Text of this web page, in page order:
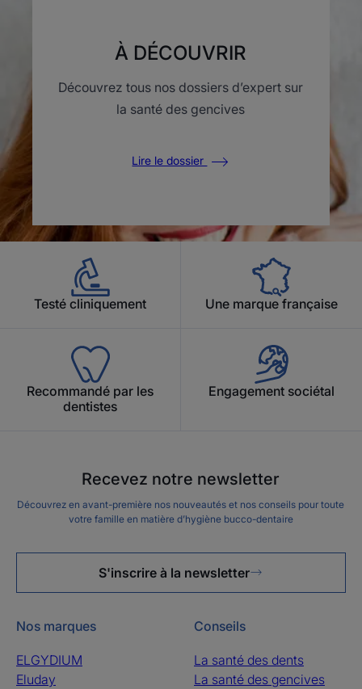
À DÉCOUVRIR
Découvrez tous nos dossiers d’expert sur
la santé des gencives
Lire le dossier
Testé cliniquement Une marque française
Recommandé par les
dentistes
Engagement sociétal
Recevez notre newsletter
Découvrez en avant-première nos nouveautés et nos conseils pour toute
votre famille en matière d’hygiène bucco-dentaire
S'inscrire à la newsletter
Nos marques
ELGYDIUM
Eluday
Conseils
La santé des dents
La santé des gencives